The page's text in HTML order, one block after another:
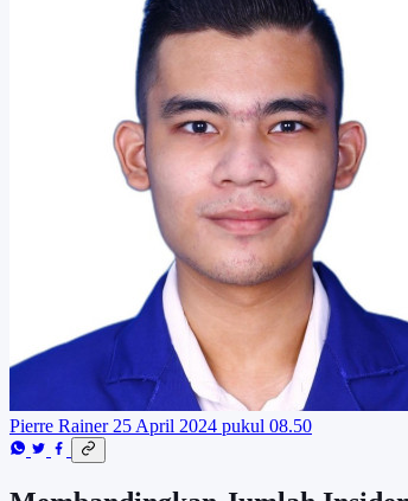
Pierre Rainer 25 April 2024 pukul 08.50